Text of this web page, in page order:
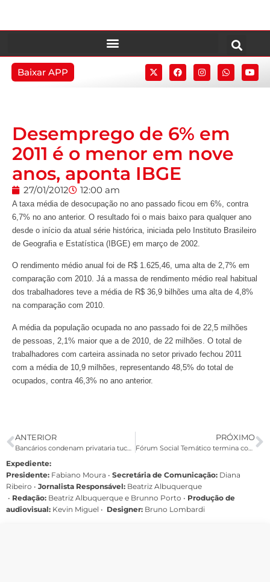
Baixar APP
Desemprego de 6% em
2011 é o menor em nove
anos, aponta IBGE
27/01/2012 12:00 am
A taxa média de desocupação no ano passado ficou em 6%, contra
6,7% no ano anterior. O resultado foi o mais baixo para qualquer ano
desde o início da atual série histórica, iniciada pelo Instituto Brasileiro
de Geografia e Estatística (IBGE) em março de 2002.
O rendimento médio anual foi de R$ 1.625,46, uma alta de 2,7% em
comparação com 2010. Já a massa de rendimento médio real habitual
dos trabalhadores teve a média de R$ 36,9 bilhões uma alta de 4,8%
na comparação com 2010.
A média da população ocupada no ano passado foi de 22,5 milhões
de pessoas, 2,1% maior que a de 2010, de 22 milhões. O total de
trabalhadores com carteira assinada no setor privado fechou 2011
com a média de 10,9 milhões, representando 48,5% do total de
ocupados, contra 46,3% no ano anterior.
ANTERIOR
Bancários condenam privataria tucana no FST e reforçam CPI na Câmara
PRÓXIMO
Fórum Social Temático termina com propostas alternativas à Rio+20
Expediente:
Presidente: Fabiano Moura • Secretária de Comunicação: Diana
Ribeiro • Jornalista Responsável: Beatriz Albuquerque
• Redação: Beatriz Albuquerque e Brunno Porto • Produção de
audiovisual: Kevin Miguel • Designer: Bruno Lombardi